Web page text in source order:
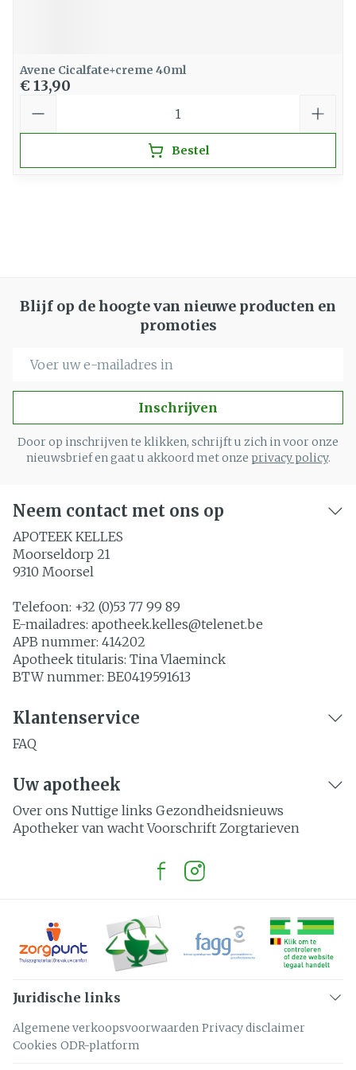
Avene Cicalfate+creme 40ml
€ 13,90
Bestel
Blijf op de hoogte van nieuwe producten en
promoties
Inschrijven
Door op inschrijven te klikken, schrijft u zich in voor onze
nieuwsbrief en gaat u akkoord met onze privacy policy.
Neem contact met ons op
APOTEEK KELLES
Moorseldorp 21
9310 Moorsel
Telefoon: +32 (0)53 77 99 89
E-mailadres: apotheek.kelles@telenet.be
APB nummer: 414202
Apotheek titularis: Tina Vlaeminck
BTW nummer: BE0419591613
Klantenservice
FAQ
Uw apotheek
Over ons Nuttige links Gezondheidsnieuws
Apotheker van wacht Voorschrift Zorgtarieven
Juridische links
Algemene verkoopsvoorwaarden Privacy disclaimer
Cookies ODR-platform